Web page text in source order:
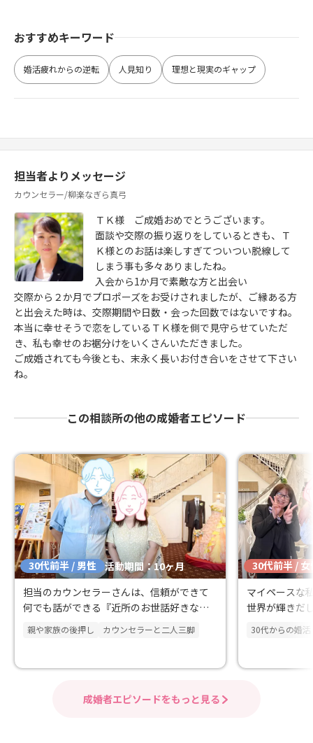
おすすめキーワード
婚活疲れからの逆転 人見知り 理想と現実のギャップ
担当者よりメッセージ
カウンセラー/柳楽なぎら真弓
ＴＫ様 ご成婚おめでとうございます。
面談や交際の振り返りをしているときも、Ｔ
Ｋ様とのお話は楽しすぎてついつい脱線して
しまう事も多々ありましたね。
入会から1か月で素敵な方と出会い
交際から２か月でプロポーズをお受けされましたが、ご縁ある方
と出会えた時は、交際期間や日数・会った回数ではないですね。
本当に幸せそうで恋をしているＴＫ様を側で見守らせていただ
き、私も幸せのお裾分けをいくさんいただきました。
ご成婚されても今後とも、末永く長いお付き合いをさせて下さい
ね。
この相談所の他の成婚者エピソード
30代前半 / 男性 活動期間：10ヶ月
担当のカウンセラーさんは、信頼ができて
何でも話ができる『近所のお世話好きなお
ばちゃん！』のような存在です。
親や家族の後押し カウンセラーと二人三脚
30代前半 / 女
マイペースな
世界が輝きだ
30代からの婚活
成婚者エピソードをもっと見る